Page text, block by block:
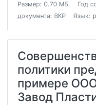
Размер: 0.70 МБ. Год
документа: ВКР
Язык:
политики
примере ООО
Завод